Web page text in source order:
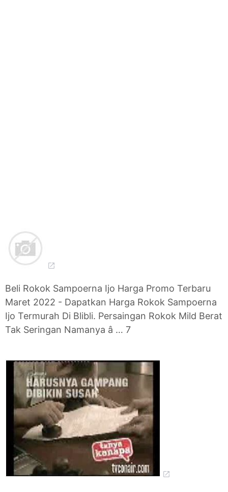
Beli Rokok Sampoerna Ijo Harga Promo Terbaru
Maret 2022 - Dapatkan Harga Rokok Sampoerna
Ijo Termurah Di Blibli. Persaingan Rokok Mild Berat
Tak Seringan Namanya â … 7